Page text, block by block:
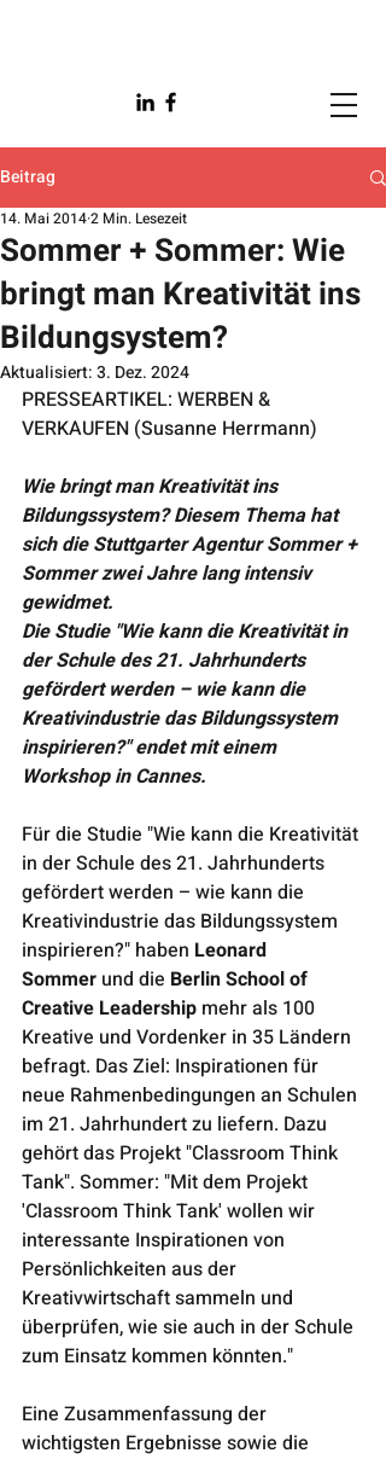
Beitrag
Sommer + Sommer: Wie
bringt man Kreativität ins
Bildungsystem?
14. Mai 20142 Min. Lesezeit
Aktualisiert:3. Dez. 2024
PRESSEARTIKEL: WERBEN &
VERKAUFEN (Susanne Herrmann)
Wie bringt man Kreativität ins
Bildungssystem? Diesem Thema hat
sich die Stuttgarter Agentur Sommer +
Sommer zwei Jahre lang intensiv
gewidmet.
Die Studie "Wie kann die Kreativität in
der Schule des 21. Jahrhunderts
gefördert werden – wie kann die
Kreativindustrie das Bildungssystem
inspirieren?" endet mit einem
Workshop in Cannes.
Für die Studie "Wie kann die Kreativität
in der Schule des 21. Jahrhunderts
gefördert werden – wie kann die
Kreativindustrie das Bildungssystem
inspirieren?" haben Leonard
Sommer und die Berlin School of
Creative Leadership mehr als 100
Kreative und Vordenker in 35 Ländern
befragt. Das Ziel: Inspirationen für
neue Rahmenbedingungen an Schulen
im 21. Jahrhundert zu liefern. Dazu
gehört das Projekt "Classroom Think
Tank". Sommer: "Mit dem Projekt
'Classroom Think Tank' wollen wir
interessante Inspirationen von
Persönlichkeiten aus der
Kreativwirtschaft sammeln und
überprüfen, wie sie auch in der Schule
zum Einsatz kommen könnten."
Eine Zusammenfassung der
wichtigsten Ergebnisse sowie die